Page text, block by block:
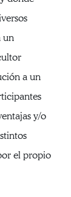
un
a un
y/o
el propio